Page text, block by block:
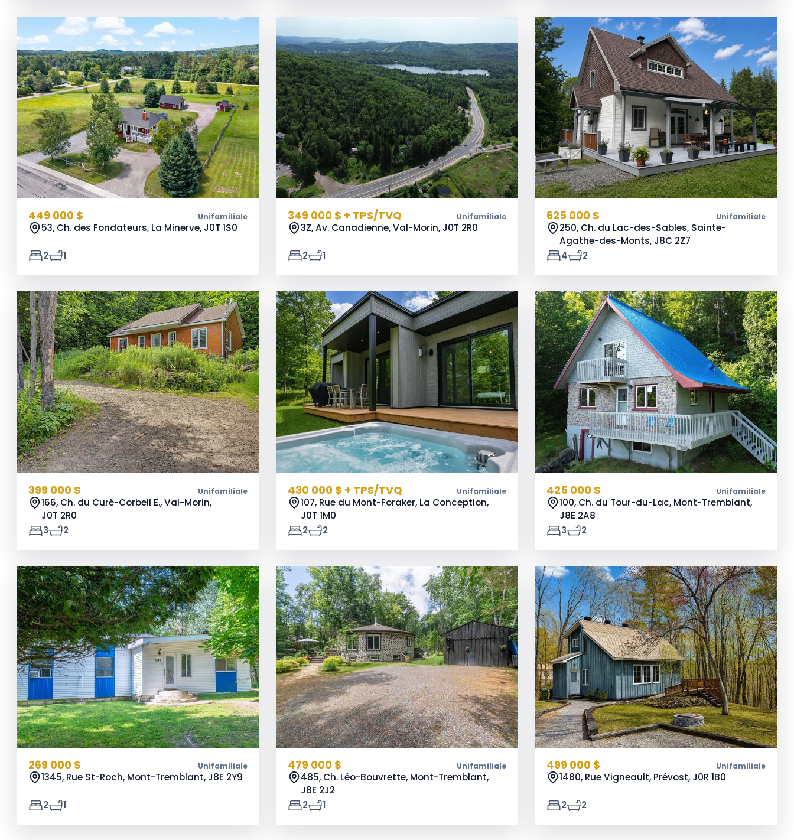
449 000 $ Unifamiliale
53, Ch. des Fondateurs, La Minerve, J0T 1S0
2 1
349 000 $ + TPS/TVQ Unifamiliale
3Z, Av. Canadienne, Val-Morin, J0T 2R0
2 1
625 000 $ Unifamiliale
250, Ch. du Lac-des-Sables, Sainte-
Agathe-des-Monts, J8C 2Z7
4
2
399 000 $ Unifamiliale
166, Ch. du Curé-Corbeil E., Val-Morin,
J0T 2R0
3
2
430 000 $ + TPS/TVQ Unifamiliale
107, Rue du Mont-Foraker, La Conception,
J0T 1M0
2
2
425 000 $ Unifamiliale
100, Ch. du Tour-du-Lac, Mont-Tremblant,
J8E 2A8
3
2
269 000 $ Unifamiliale
1345, Rue St-Roch, Mont-Tremblant, J8E 2Y9
2 1
479 000 $ Unifamiliale
485, Ch. Léo-Bouvrette, Mont-Tremblant,
J8E 2J2
2
1
499 000 $ Unifamiliale
1480, Rue Vigneault, Prévost, J0R 1B0
2 2